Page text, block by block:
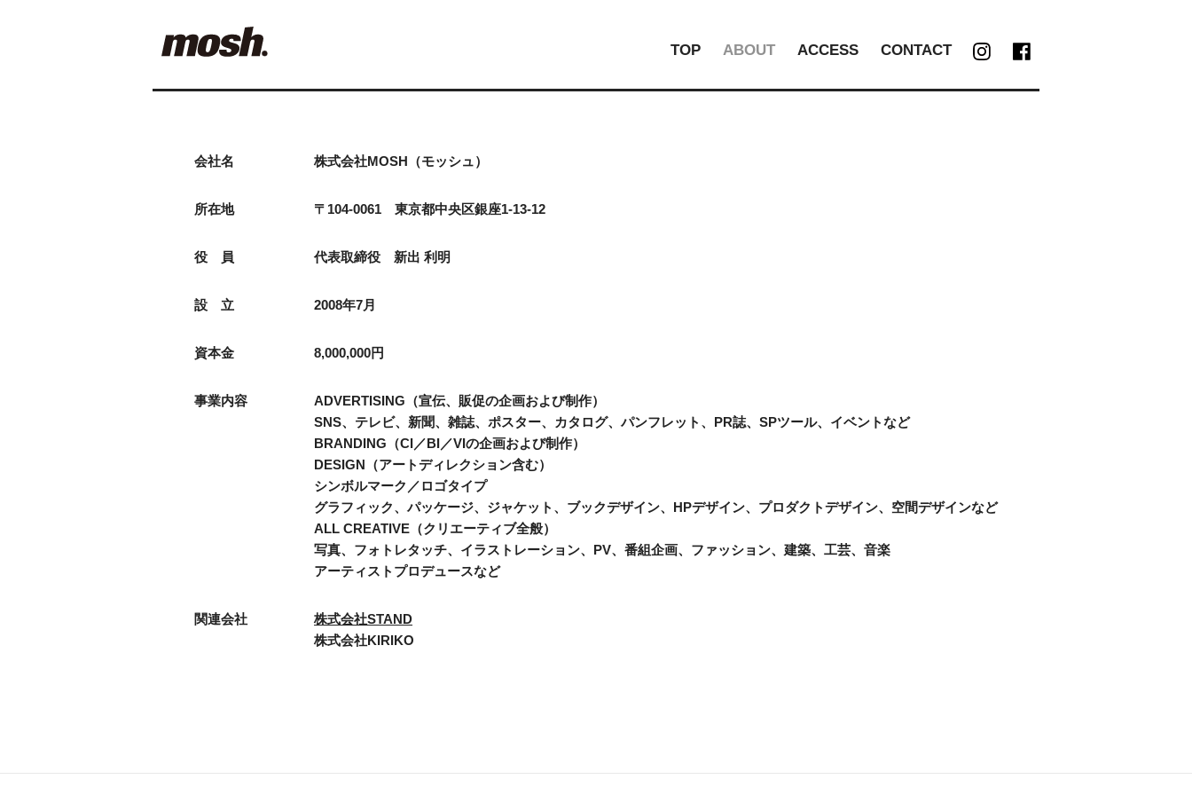
TOP ABOUT ACCESS CONTACT
会社名 株式会社MOSH（モッシュ）
所在地 〒104-0061東京都中央区銀座1-13-12
役 員 代表取締役 新出 利明
設 立 2008年7月
資本金 8,000,000円
事業内容
ADVERTISING（宣伝、販促の企画および制作）
SNS、テレビ、新聞、雑誌、ポスター、カタログ、パンフレット、PR誌、SPツール、イベントなど
BRANDING（CI／BI／VIの企画および制作）
DESIGN（アートディレクション含む）
シンボルマーク／ロゴタイプ
グラフィック、パッケージ、ジャケット、ブックデザイン、HPデザイン、プロダクトデザイン、空間デザインなど
ALL CREATIVE（クリエーティブ全般）
写真、フォトレタッチ、イラストレーション、PV、番組企画、ファッション、建築、工芸、音楽
アーティストプロデュースなど
関連会社
株式会社STAND
株式会社KIRIKO